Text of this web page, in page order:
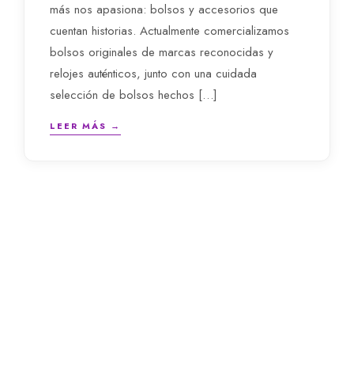
más nos apasiona: bolsos y accesorios que
cuentan historias. Actualmente comercializamos
bolsos originales de marcas reconocidas y
relojes auténticos, junto con una cuidada
selección de bolsos hechos […]
LEER MÁS →